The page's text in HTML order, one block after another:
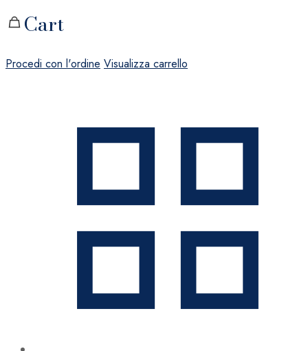
Cart
Procedi con l'ordine Visualizza carrello